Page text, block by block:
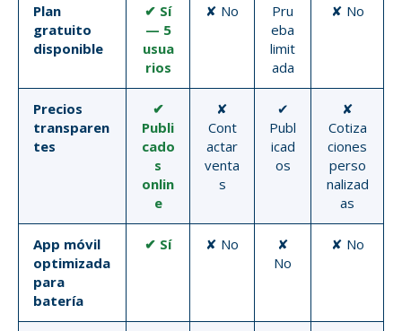
Plan
gratuito
disponible
✔ Sí
— 5
usua
rios
✘ No
Pru
eba
limit
ada
✘ No
Precios
transparen
tes
✔
Publi
cado
s
onlin
e
✘
Cont
actar
venta
s
✔
Publ
icad
os
✘
Cotiza
ciones
perso
nalizad
as
App móvil
optimizada
para
batería
✔ Sí ✘ No
✘
No
✘ No